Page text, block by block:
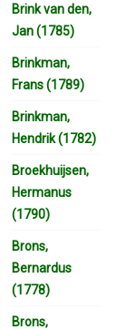
Brink van den,
Jan (1785)
Brinkman,
Frans (1789)
Brinkman,
Hendrik (1782)
Broekhuijsen,
Hermanus
(1790)
Brons,
Bernardus
(1778)
Brons,